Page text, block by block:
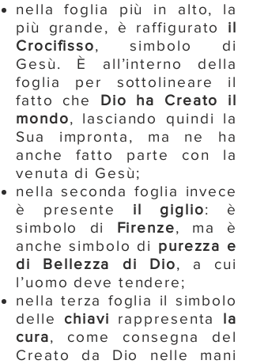
nella foglia più in alto, la
più grande, è raffigurato il
Crocifisso, simbolo di
Gesù. È all’interno della
foglia per sottolineare il
fatto che Dio ha Creato il
mondo, lasciando quindi la
Sua impronta, ma ne ha
anche fatto parte con la
venuta di Gesù;
nella seconda foglia invece
è presente il giglio: è
simbolo di Firenze, ma è
anche simbolo di purezza e
di Bellezza di Dio, a cui
l’uomo deve tendere;
nella terza foglia il simbolo
delle chiavi rappresenta la
cura, come consegna del
Creato da Dio nelle mani